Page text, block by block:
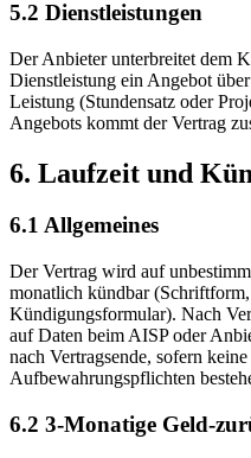
5.2 Dienstleistungen
Der Anbieter unterbreitet dem
Dienstleistung ein Angebot
Leistung (Stundensatz oder
Angebots kommt der Vertrag
6. Laufzeit und
6.1 Allgemeines
Der Vertrag wird auf
monatlich kündbar
Kündigungsformular). Nach
auf Daten beim AISP oder
nach Vertragsende, sofern
Aufbewahrungspflichten
6.2 3-Monatige Geld-